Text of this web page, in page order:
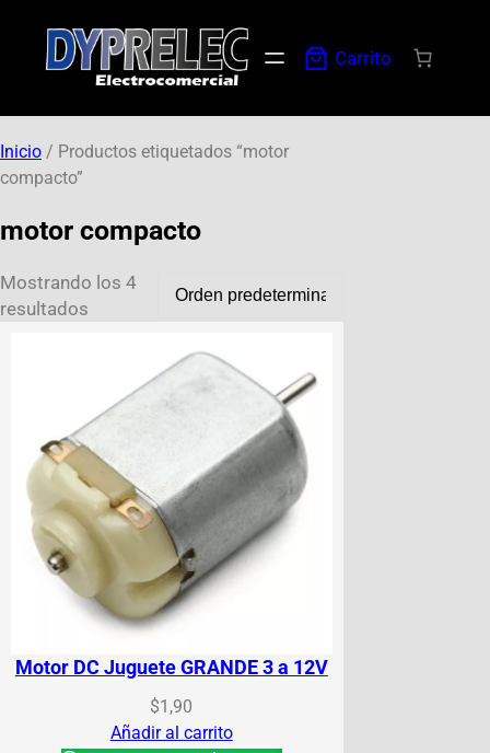
Carrito
Inicio / Productos etiquetados “motor
compacto”
motor compacto
Mostrando los 4
resultados
Motor DC Juguete GRANDE 3 a 12V
$1,90
Añadir al carrito